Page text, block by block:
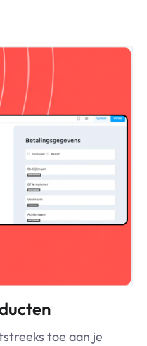
toe aan je